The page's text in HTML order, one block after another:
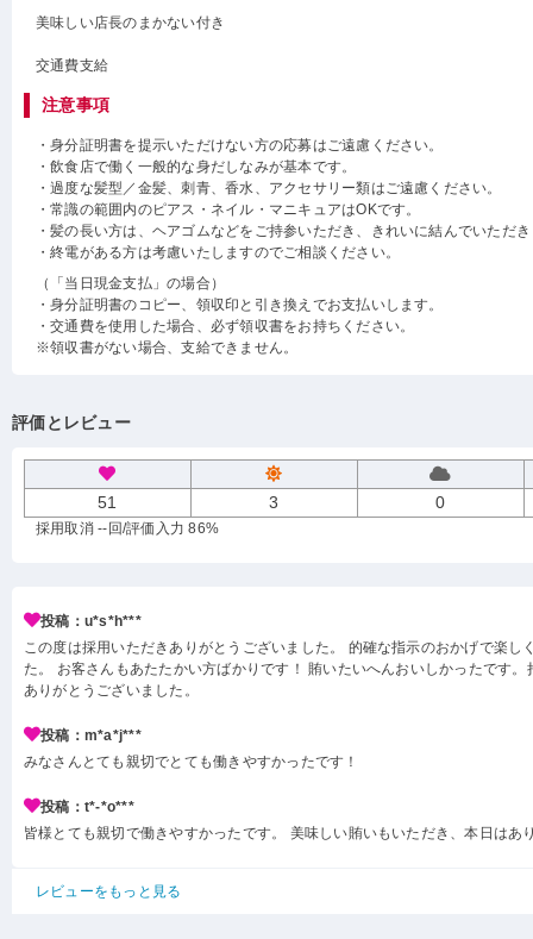
美味しい店長のまかない付き
交通費支給
注意事項
・身分証明書を提示いただけない方の応募はご遠慮ください。
・飲食店で働く一般的な身だしなみが基本です。
・過度な髪型／金髪、刺青、香水、アクセサリー類はご遠慮ください。
・常識の範囲内のピアス・ネイル・マニキュアはOKです。
・髪の長い方は、ヘアゴムなどをご持参いただき、きれいに結んでいただ
・終電がある方は考慮いたしますのでご相談ください。
（「当日現金支払」の場合）
・身分証明書のコピー、領収印と引き換えでお支払いします。
・交通費を使用した場合、必ず領収書をお持ちください。
※領収書がない場合、支給できません。
評価とレビュー
51 3 0
採用取消 --回/評価入力 86%
投稿：u*s*h***
この度は採用いただきありがとうございました。 的確な指示のおかげで楽し
た。 お客さんもあたたかい方ばかりです！ 賄いたいへんおいしかったです。
ありがとうございました。
投稿：m*a*j***
みなさんとても親切でとても働きやすかったです！
投稿：t*-*o***
皆様とても親切で働きやすかったです。 美味しい賄いもいただき、本日はあ
レビューをもっと見る